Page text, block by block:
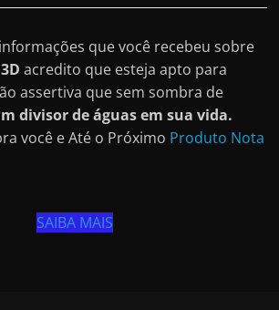
que você recebeu sobre
acredito que esteja apto para
assertiva que sem sombra de
divisor de águas em sua vida.
você e Até o Próximo Produto Nota
SAIBA MAIS